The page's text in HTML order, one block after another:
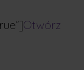
Otwórz